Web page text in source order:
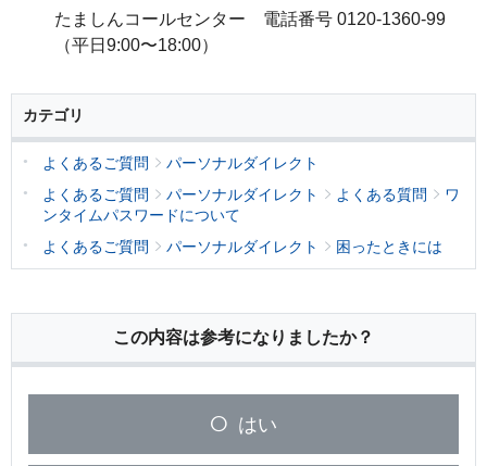
たましんコールセンター 電話番号 0120-1360-99
（平日9:00〜18:00）
カテゴリ
よくあるご質問
パーソナルダイレクト
よくあるご質問
パーソナルダイレクト よくある質問
ワ
ンタイムパスワードについて
よくあるご質問
パーソナルダイレクト 困ったときには
この内容は参考になりましたか？
はい